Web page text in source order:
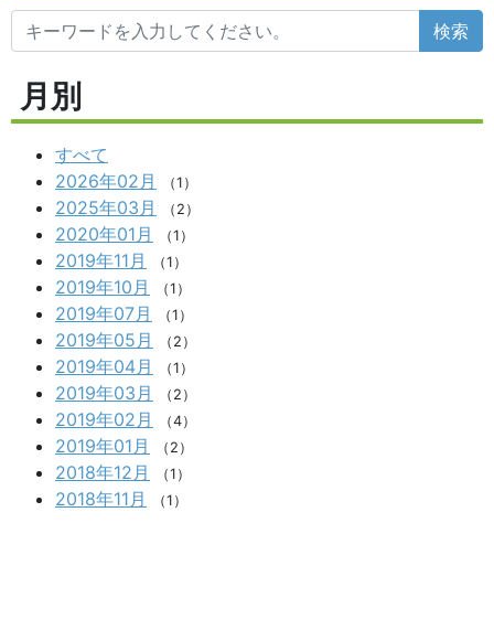
検索
月別
すべて
2026年02月
（1）
2025年03月 （2）
2020年01月 （1）
2019年11月 （1）
2019年10月 （1）
2019年07月 （1）
2019年05月 （2）
2019年04月 （1）
2019年03月 （2）
2019年02月 （4）
2019年01月 （2）
2018年12月 （1）
2018年11月 （1）